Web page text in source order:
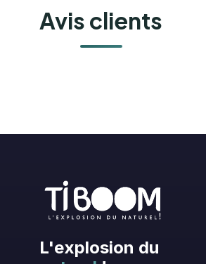
Avis clients
L'explosion du